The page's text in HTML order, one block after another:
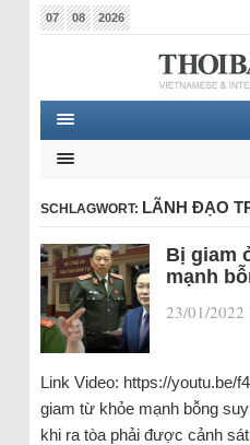
07 08 2026
SCHLAGWORT: LÃNH ĐẠO
Bị giam
mạnh
23/01/2022
Link Video: https://youtu.be/
giam từ khỏe mạnh bỗng
khi ra tòa phải được cảnh